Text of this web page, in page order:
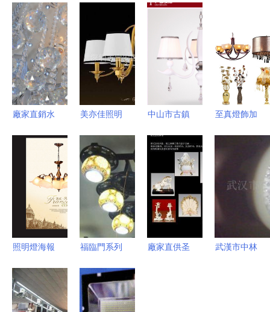
廠家直銷水
璨之選
美亦佳照明
燈，點亮復
古雅致的家
居空間
中山市古鎮
廠家直銷歐
式簡約時尚
鵝頭吊燈
9127-3全
解析
至真燈飾加
富之路，共
創燈飾行業
新篇章
照明燈海報
品牌營銷新
視界
福臨門系列
融匯中式美
學與現代照
廠家直供圣
武漢市中林